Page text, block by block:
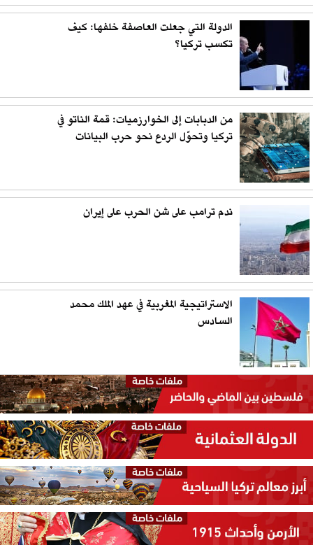
الدولة التي جعلت العاصفة خلفها: كيف
تكسب تركيا؟
من الدبابات إلى الخوارزميات: قمة الناتو في
تركيا وتحوّل الردع نحو حرب البيانات
ندم ترامب على شن الحرب على إيران
الاستراتيجية المغربية في عهد الملك محمد
السادس